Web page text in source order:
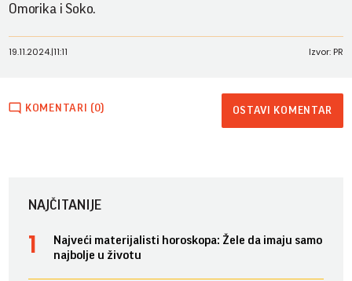
Omorika i Soko.
19.11.2024.|11:11 Izvor: PR
KOMENTARI (0) OSTAVI KOMENTAR
NAJČITANIJE
Najveći materijalisti horoskopa: Žele da imaju samo
najbolje u životu